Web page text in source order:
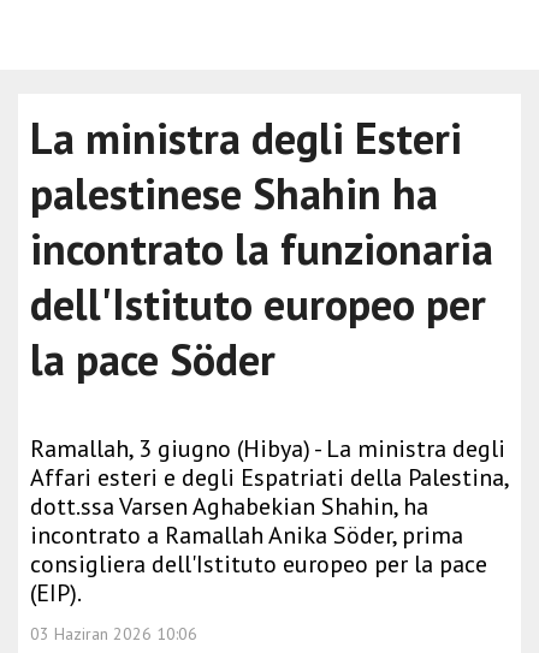
La ministra degli Esteri
palestinese Shahin ha
incontrato la funzionaria
dell'Istituto europeo per
la pace Söder
Ramallah, 3 giugno (Hibya) - La ministra degli
Affari esteri e degli Espatriati della Palestina,
dott.ssa Varsen Aghabekian Shahin, ha
incontrato a Ramallah Anika Söder, prima
consigliera dell'Istituto europeo per la pace
(EIP).
03 Haziran 2026 10:06